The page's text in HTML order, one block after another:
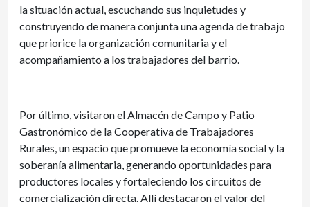
la situación actual, escuchando sus inquietudes y
construyendo de manera conjunta una agenda de trabajo
que priorice la organización comunitaria y el
acompañamiento a los trabajadores del barrio.
Por último, visitaron el Almacén de Campo y Patio
Gastronómico de la Cooperativa de Trabajadores
Rurales, un espacio que promueve la economía social y la
soberanía alimentaria, generando oportunidades para
productores locales y fortaleciendo los circuitos de
comercialización directa. Allí destacaron el valor del